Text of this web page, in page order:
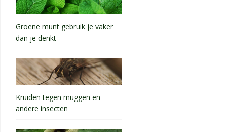
Groene munt gebruik je vaker
dan je denkt
Kruiden tegen muggen en
andere insecten